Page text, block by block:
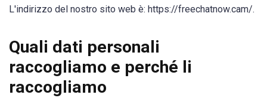
L'indirizzo del nostro sito web è: https://freechatnow.cam/.
Quali dati personali
raccogliamo e perché li
raccogliamo